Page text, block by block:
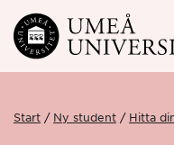
Hoppa direkt till
Start Ny student Hitta